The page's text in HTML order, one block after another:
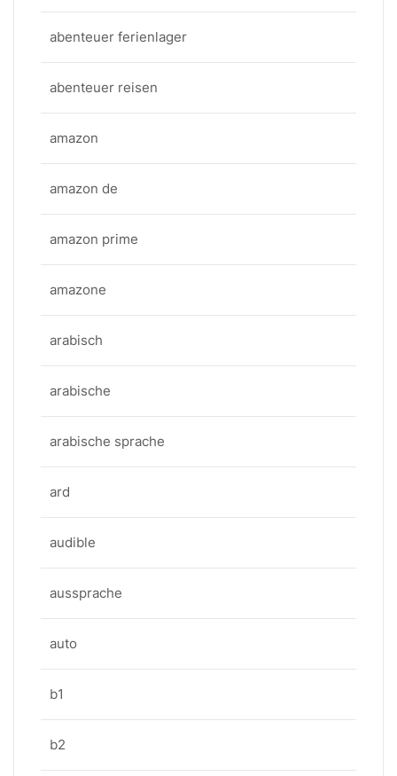
abenteuer ferienlager
abenteuer reisen
amazon
amazon de
amazon prime
amazone
arabisch
arabische
arabische sprache
ard
audible
aussprache
auto
b1
b2